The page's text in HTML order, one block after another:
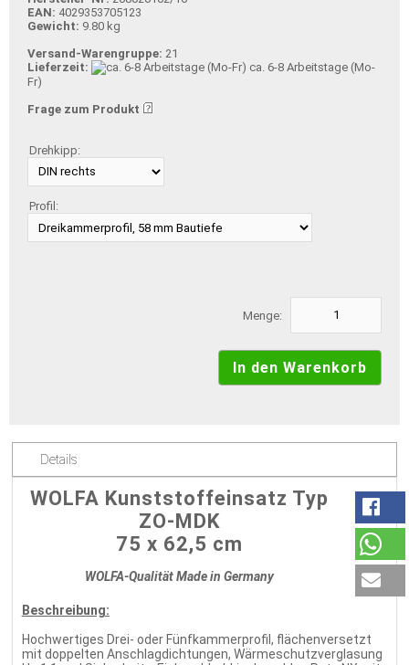
EAN: 4029353705123
Gewicht: 9.80 kg
Versand-Warengruppe: 21
Lieferzeit:
ca. 6-8 Arbeitstage (Mo-
Fr)
Frage zum Produkt
Drehkipp:
Profil:
Menge:
Details
WOLFA Kunststoffeinsatz Typ
ZO-MDK
75 x 62,5 cm
WOLFA-Qualität Made in Germany
Beschreibung:
Hochwertiges Drei- oder Fünfkammerprofil, flächenversetzt
mit doppelten Anschlagdichtungen, Wärmeschutzverglasung